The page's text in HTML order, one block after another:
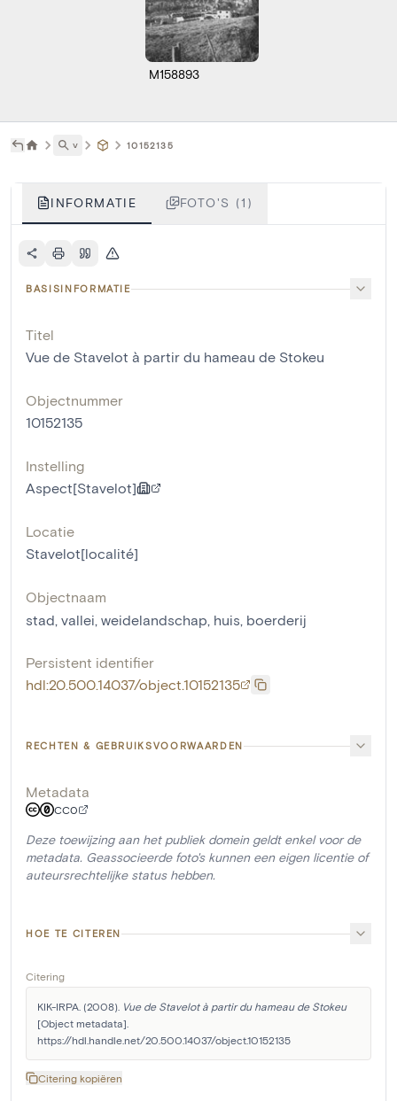
M158893
˅ 10152135
INFORMATIE FOTO'S (1)
BASISINFORMATIE
Titel
Vue de Stavelot à partir du hameau de Stokeu
Objectnummer
10152135
Instelling
Aspect[Stavelot]
Locatie
Stavelot[localité]
Objectnaam
stad, vallei, weidelandschap, huis, boerderij
Persistent identifier
hdl:20.500.14037/object.10152135
RECHTEN & GEBRUIKSVOORWAARDEN
Metadata
CC0
Deze toewijzing aan het publiek domein geldt enkel voor de
metadata. Geassocieerde foto's kunnen een eigen licentie of
auteursrechtelijke status hebben.
HOE TE CITEREN
Citering
KIK-IRPA. (2008). Vue de Stavelot à partir du hameau de Stokeu
[Object metadata].
https://hdl.handle.net/20.500.14037/object.10152135
Citering kopiëren